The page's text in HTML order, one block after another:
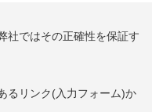
社ではその正確性を保証す
るリンク(入力フォーム)か